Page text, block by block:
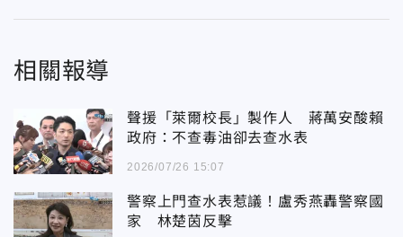
相關報導
聲援「萊爾校長」製作人 蔣萬安酸賴
政府：不查毒油卻去查水表
2026/07/26 15:07
警察上門查水表惹議！盧秀燕轟警察國
家 林楚茵反擊